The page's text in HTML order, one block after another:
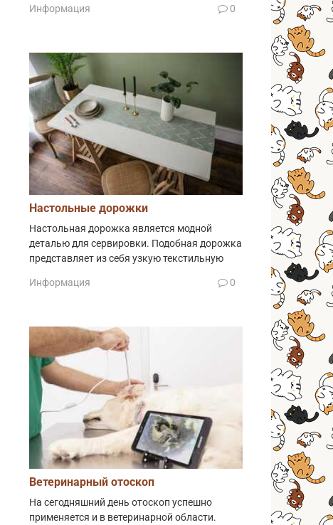
Информация 0
Настольные дорожки
Настольная дорожка является модной
деталью для сервировки. Подобная дорожка
представляет из себя узкую текстильную
Информация 0
Ветеринарный отоскоп
На сегодняшний день отоскоп успешно
применяется и в ветеринарной области.